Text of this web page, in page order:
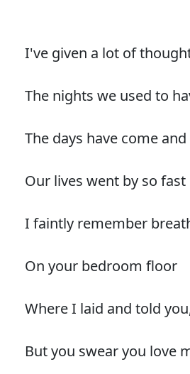
I've given a lot of
The nights we used to
The days have come
Our lives went by so fast
I faintly remember
On your bedroom floor
Where I laid and told
But you swear you love